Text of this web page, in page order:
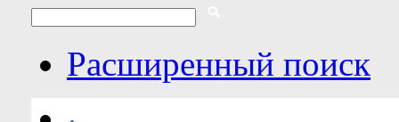
Расширенный поиск